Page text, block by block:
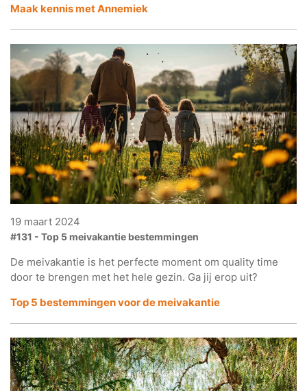
Maak kennis met Annemiek
19 maart 2024
#131 - Top 5 meivakantie bestemmingen
De meivakantie is het perfecte moment om quality time
door te brengen met het hele gezin. Ga jij erop uit?
Top 5 bestemmingen voorde meivakantie